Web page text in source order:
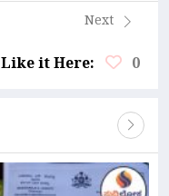
Next
Like it Here: 0